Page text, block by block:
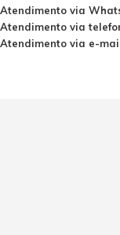
Atendimento via
Atendimento via
Atendimento via e-